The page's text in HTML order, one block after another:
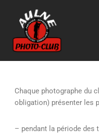
Aller
au
contenu
Chaque photographe du
obligation) présenter les
– pendant la période des